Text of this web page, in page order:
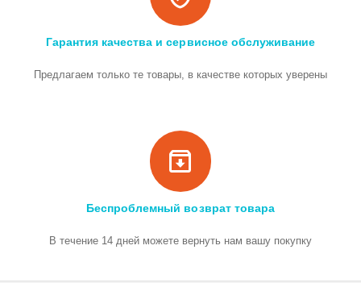
Гарантия качества и сервисное обслуживание
Предлагаем только те товары, в качестве которых уверены
Беспроблемный возврат товара
В течение 14 дней можете вернуть нам вашу покупку